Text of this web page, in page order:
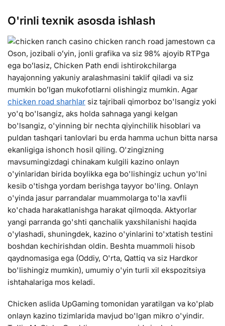
O'rinli texnik asosda ishlash
Oson, jozibali oʻyin, jonli grafika va siz 98% ajoyib RTPga
ega boʻlasiz, Chicken Path endi ishtirokchilarga
hayajonning yakuniy aralashmasini taklif qiladi va siz
mumkin boʻlgan mukofotlarni olishingiz mumkin. Agar
chicken road sharhlar siz tajribali qimorboz bo'lsangiz yoki
yo'q bo'lsangiz, aks holda sahnaga yangi kelgan
bo'lsangiz, o'yinning bir nechta qiyinchilik hisoblari va
puldan tashqari tanlovlari bu erda hamma uchun bitta narsa
ekanligiga ishonch hosil qiling. O'zingizning
mavsumingizdagi chinakam kulgili kazino onlayn
o'yinlaridan birida boylikka ega bo'lishingiz uchun yo'lni
kesib o'tishga yordam berishga tayyor bo'ling. Onlayn
o'yinda jasur parrandalar muammolarga to'la xavfli
ko'chada harakatlanishga harakat qilmoqda. Aktyorlar
yangi parranda go'shti qanchalik yaxshilanishi haqida
o'ylashadi, shuningdek, kazino o'yinlarini to'xtatish testini
boshdan kechirishdan oldin. Beshta muammoli hisob
qaydnomasiga ega (Oddiy, O'rta, Qattiq va siz Hardkor
bo'lishingiz mumkin), umumiy o'yin turli xil ekspozitsiya
ishtahalariga mos keladi.
Chicken aslida UpGaming tomonidan yaratilgan va ko'plab
onlayn kazino tizimlarida mavjud bo'lgan mikro o'yindir.